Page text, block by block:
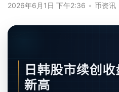
2026年6月1日 下午2:36 • 币资讯